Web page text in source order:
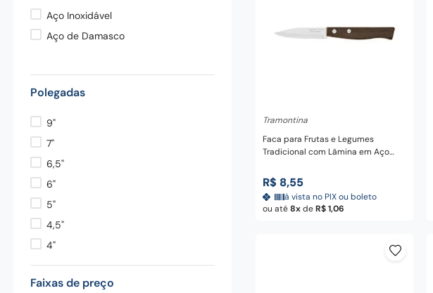
Aço Inoxidável
Aço de Damasco
Polegadas
9"
7"
6,5"
6"
5"
4,5"
4"
3,5"
3"
Faixas de preço
Tramontina
Faca para Frutas e Legumes
Tradicional com Lâmina em Aço
Tramontina
R$ 8,55
à vista no PIX ou boleto
ou até8 deR$ 1,06